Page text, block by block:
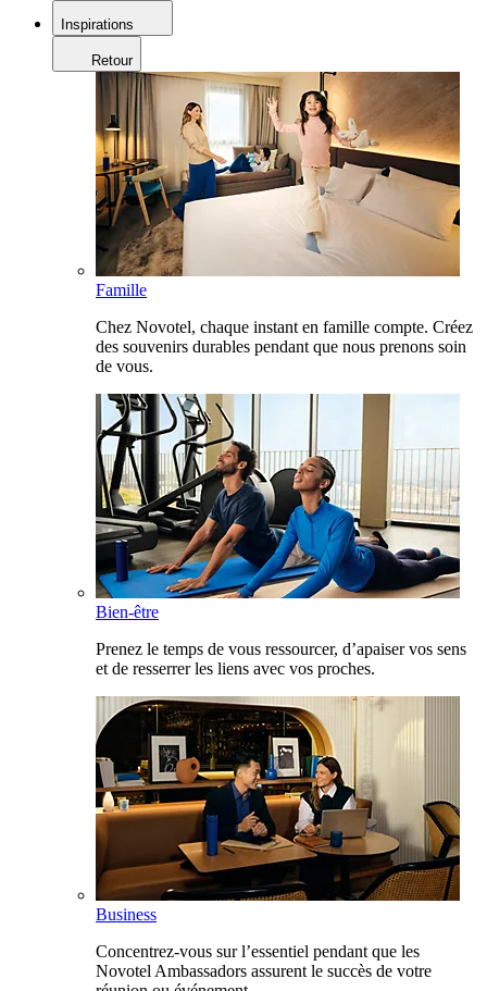
Inspirations
Retour
Famille
Chez Novotel, chaque instant en famille compte. Créez
des souvenirs durables pendant que nous prenons soin
de vous.
Bien-être
Prenez le temps de vous ressourcer, d’apaiser vos sens
et de resserrer les liens avec vos proches.
Business
Concentrez-vous sur l’essentiel pendant que les
Novotel Ambassadors assurent le succès de votre